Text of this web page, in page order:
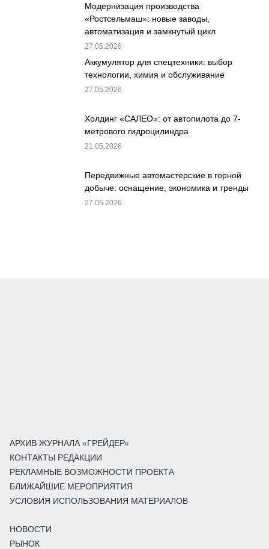
Модернизация производства
«Ростсельмаш»: новые заводы,
автоматизация и замкнутый цикл
27.05.2026
Аккумулятор для спецтехники: выбор
технологии, химия и обслуживание
27.05.2026
Холдинг «САЛЕО»: от автопилота до 7-
метрового гидроцилиндра
21.05.2026
Передвижные автомастерские в горной
добыче: оснащение, экономика и тренды
27.05.2026
АРХИВ ЖУРНАЛА «ГРЕЙДЕР»
КОНТАКТЫ РЕДАКЦИИ
РЕКЛАМНЫЕ ВОЗМОЖНОСТИ ПРОЕКТА
БЛИЖАЙШИЕ МЕРОПРИЯТИЯ
УСЛОВИЯ ИСПОЛЬЗОВАНИЯ МАТЕРИАЛОВ
НОВОСТИ
РЫНОК